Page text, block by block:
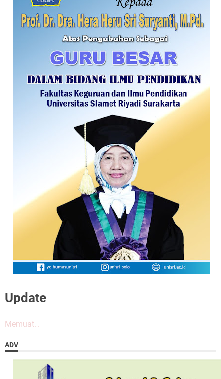
Update
Memuat...
ADV